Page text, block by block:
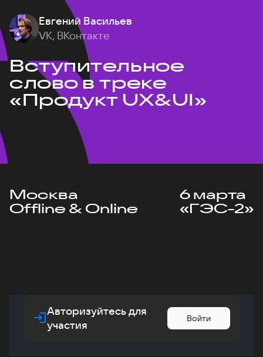
Евгений Васильев
VK, ВКонтакте
Вступительное
слово в треке
«Продукт UX&UI»
Москва
Offline & Online
6 марта
«ГЭС-2»
Авторизуйтесь для
участия
Войти